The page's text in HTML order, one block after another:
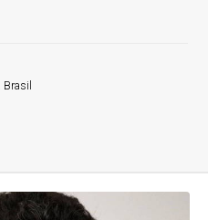
Brasil